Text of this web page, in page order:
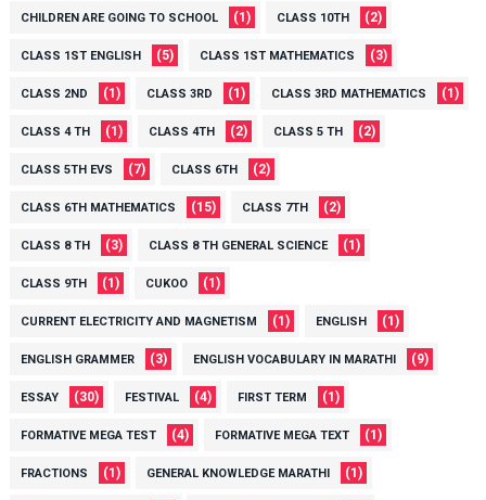
CHILDREN ARE GOING TO SCHOOL (1) CLASS 10TH (2)
CLASS 1ST ENGLISH (5) CLASS 1ST MATHEMATICS (3)
CLASS 2ND (1) CLASS 3RD (1) CLASS 3RD MATHEMATICS (1)
CLASS 4 TH (1) CLASS 4TH (2) CLASS 5 TH (2)
CLASS 5TH EVS (7) CLASS 6TH (2)
CLASS 6TH MATHEMATICS (15) CLASS 7TH (2)
CLASS 8 TH (3) CLASS 8 TH GENERAL SCIENCE (1)
CLASS 9TH (1) CUKOO (1)
CURRENT ELECTRICITY AND MAGNETISM (1) ENGLISH (1)
ENGLISH GRAMMER (3) ENGLISH VOCABULARY IN MARATHI (9)
ESSAY (30) FESTIVAL (4) FIRST TERM (1)
FORMATIVE MEGA TEST (4) FORMATIVE MEGA TEXT (1)
FRACTIONS (1) GENERAL KNOWLEDGE MARATHI (1)